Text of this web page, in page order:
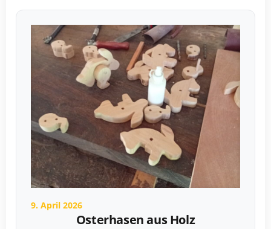
9. April 2026
Osterhasen aus Holz